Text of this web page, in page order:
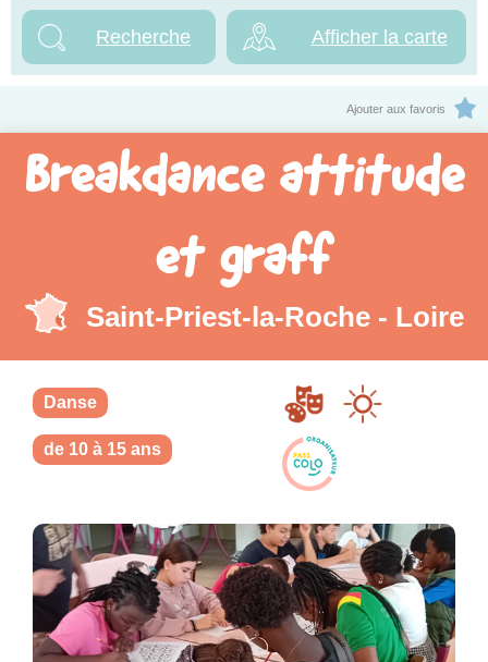
Afficher la carte
Ajouter aux favoris
Breakdance attitude
et graff
Saint-Priest-la-Roche - Loire
Danse
de 10 à 15 ans